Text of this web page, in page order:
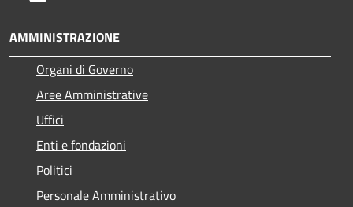
AMMINISTRAZIONE
Organi di Governo
Aree Amministrative
Uffici
Enti e fondazioni
Politici
Personale Amministrativo